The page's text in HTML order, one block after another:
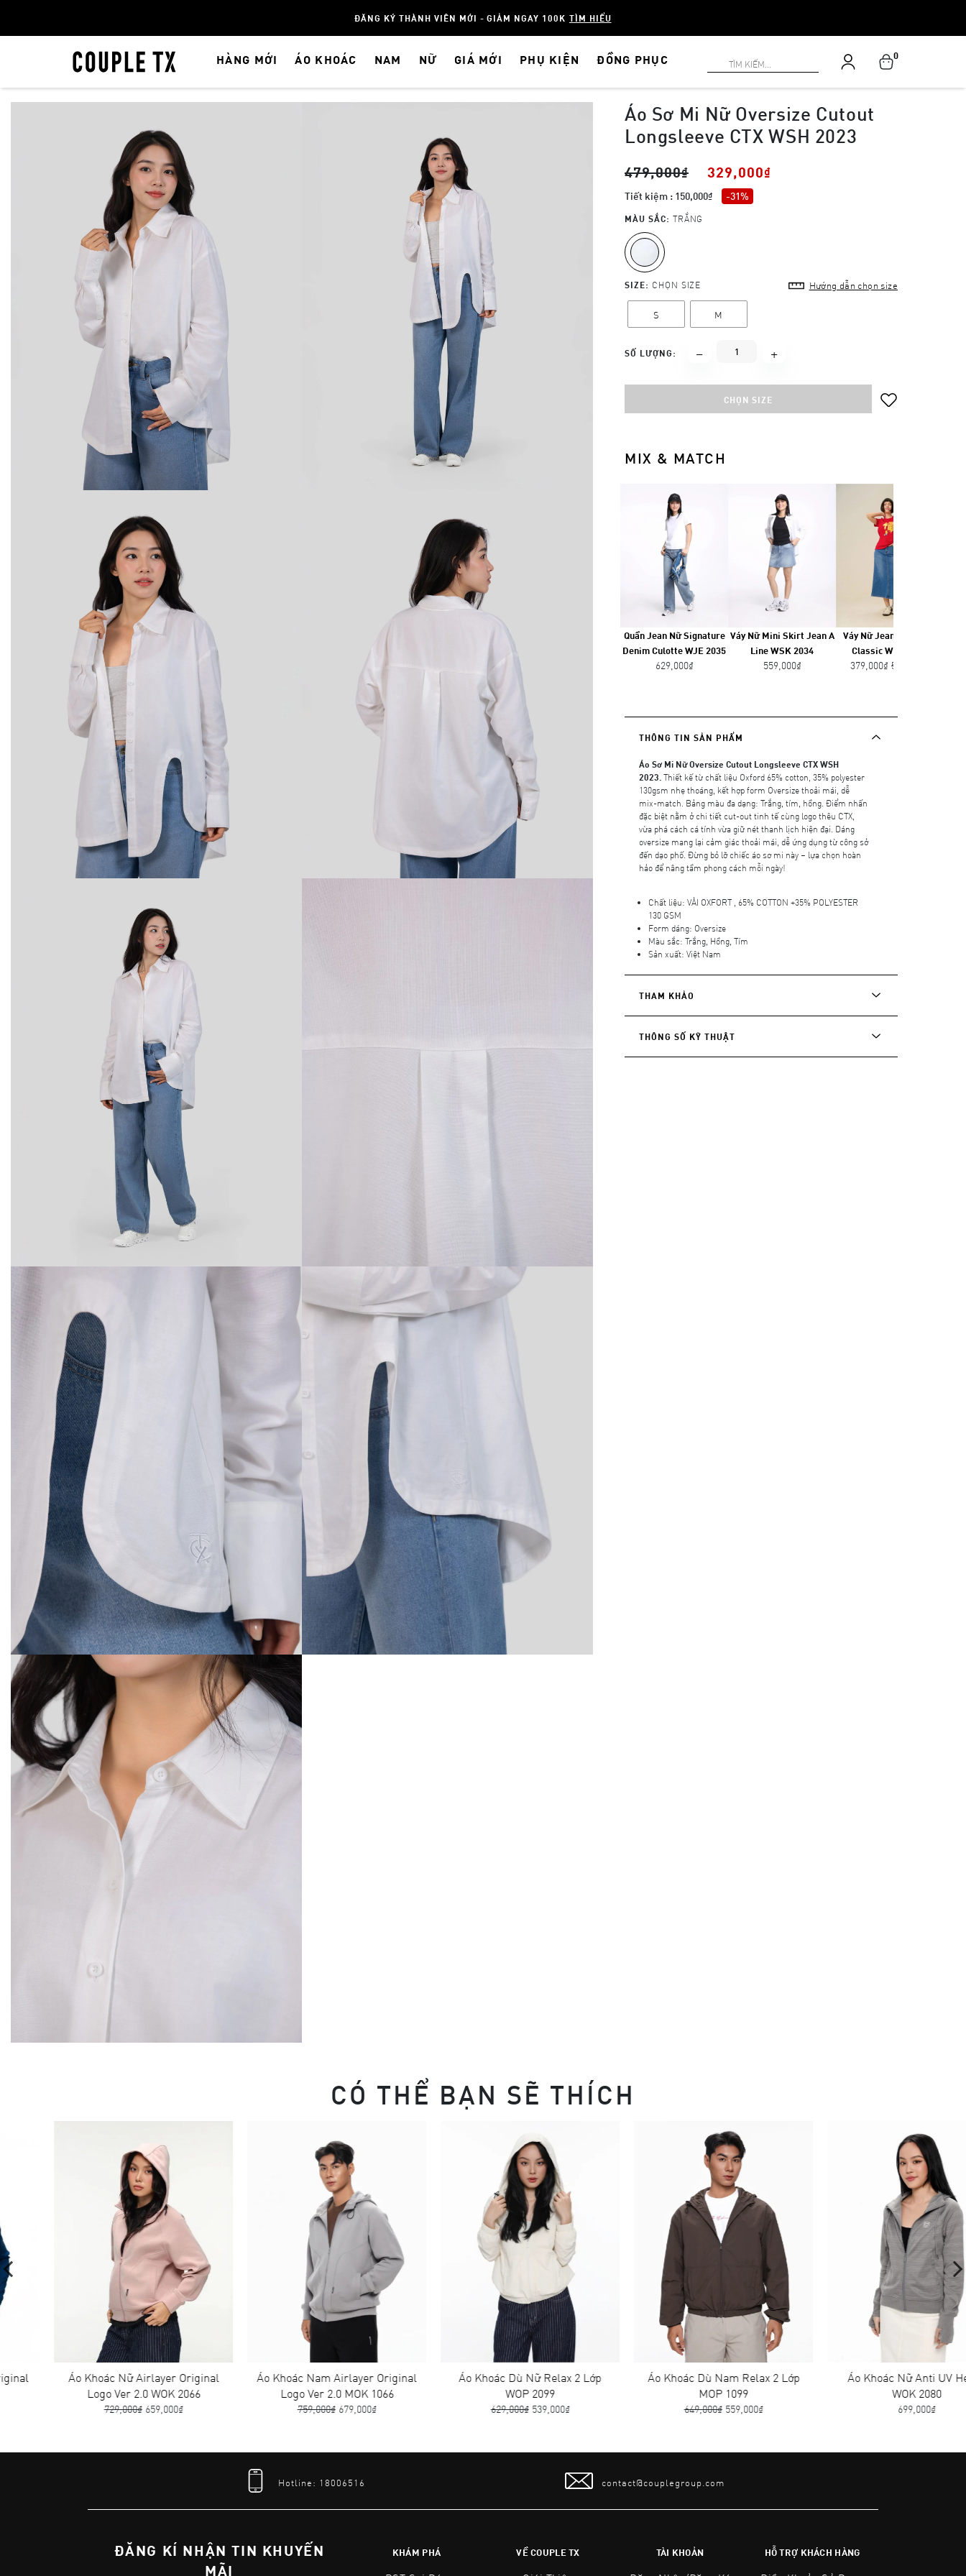
ĐĂNG KÝ THÀNH VIÊN MỚI - GIẢM NGAY 100K TÌM HIỂU
HÀNG MỚI ÁO KHOÁC NAM NỮ GIÁ MỚI PHỤ KIỆN ĐỒNG PHỤC 0
Áo Sơ Mi Nữ Oversize Cutout
Longsleeve CTX WSH 2023
479,000₫ 329,000₫
Tiết kiệm : 150,000₫ -31%
MÀU SẮC: TRẮNG
SIZE: CHỌN SIZE Hướng dẫn chọn size
S M
SỐ LƯỢNG:
CHỌN SIZE
MIX & MATCH
Quần Jean Nữ Signature
Denim Culotte WJE 2035
629,000₫
Váy Nữ Mini Skirt Jean A
Line WSK 2034
559,000₫
Váy Nữ Jean Dài Wash
Classic WSK 2030
379,000₫ 549,000₫
THÔNG TIN SẢN PHẨM
Áo Sơ Mi Nữ Oversize Cutout Longsleeve CTX WSH
2023. Thiết kế từ chất liệu Oxford 65% cotton, 35% polyester
130gsm nhẹ thoáng, kết hợp form Oversize thoải mái, dễ
mix-match. Bảng màu đa dạng: Trắng, tím, hồng. Điểm nhấn
đặc biệt nằm ở chi tiết cut-out tinh tế cùng logo thêu CTX,
vừa phá cách cá tính vừa giữ nét thanh lịch hiện đại. Dáng
oversize mang lại cảm giác thoải mái, dễ ứng dụng từ công sở
đến dạo phố. Đừng bỏ lỡ chiếc áo sơ mi này – lựa chọn hoàn
hảo để nâng tầm phong cách mỗi ngày!
Chất liệu: VẢI OXFORT , 65% COTTON +35% POLYESTER
130 GSM
Form dáng: Oversize
Màu sắc: Trắng, Hồng, Tím
Sản xuất: Việt Nam
THAM KHẢO
THÔNG SỐ KỸ THUẬT
CÓ THỂ BẠN SẼ THÍCH
Áo Khoác Nữ Airlayer Original
Logo Ver 2.0 WOK 2066
659,000₫
Áo Khoác Nam Airlayer Original
Logo Ver 2.0 MOK 1066
679,000₫
Áo Khoác Dù Nữ Relax 2 Lớp
WOP 2099
539,000₫
Áo Khoác Dù Nam Relax 2 Lớp
MOP 1099
559,000₫
Áo Khoác Nữ Anti UV Helios
WOK 2080
Hotline: 18006516 contact@couplegroup.com
ĐĂNG KÍ NHẬN TIN KHUYẾN
MÃI
KHÁM PHÁ VỀ COUPLE TX TÀI KHOẢN HỖ TRỢ KHÁCH HÀNG